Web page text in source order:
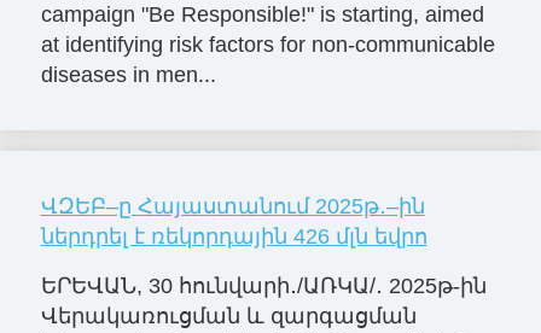
campaign "Be Responsible!" is starting, aimed
at identifying risk factors for non-communicable
diseases in men...
ՎԶԵԲ–ը Հայաստանում 2025թ․–ին
ներդրել է ռեկորդային 426 մլն եվրո
ԵՐԵՎԱՆ, 30 հունվարի․/ԱՌԿԱ/․ 2025թ-ին
Վերակառուցման և զարգացման